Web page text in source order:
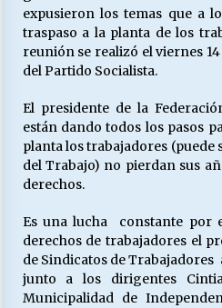
28/05/2026
Releyendo la
cuestión social
16/05/2026
S.O.S. a los
Nuestras Almas)
30/04/2026
¿Asesores con
expusieron los temas que a
traspaso a la planta de los
reunión se realizó el viernes
del Partido Socialista.
El presidente de la
están dando todos los pasos
planta los trabajadores
del Trabajo) no pierdan sus
derechos.
Es una lucha
constante por
derechos de trabajadores el
de Sindicatos de Trabajadores
junto a los dirigentes
Municipalidad de